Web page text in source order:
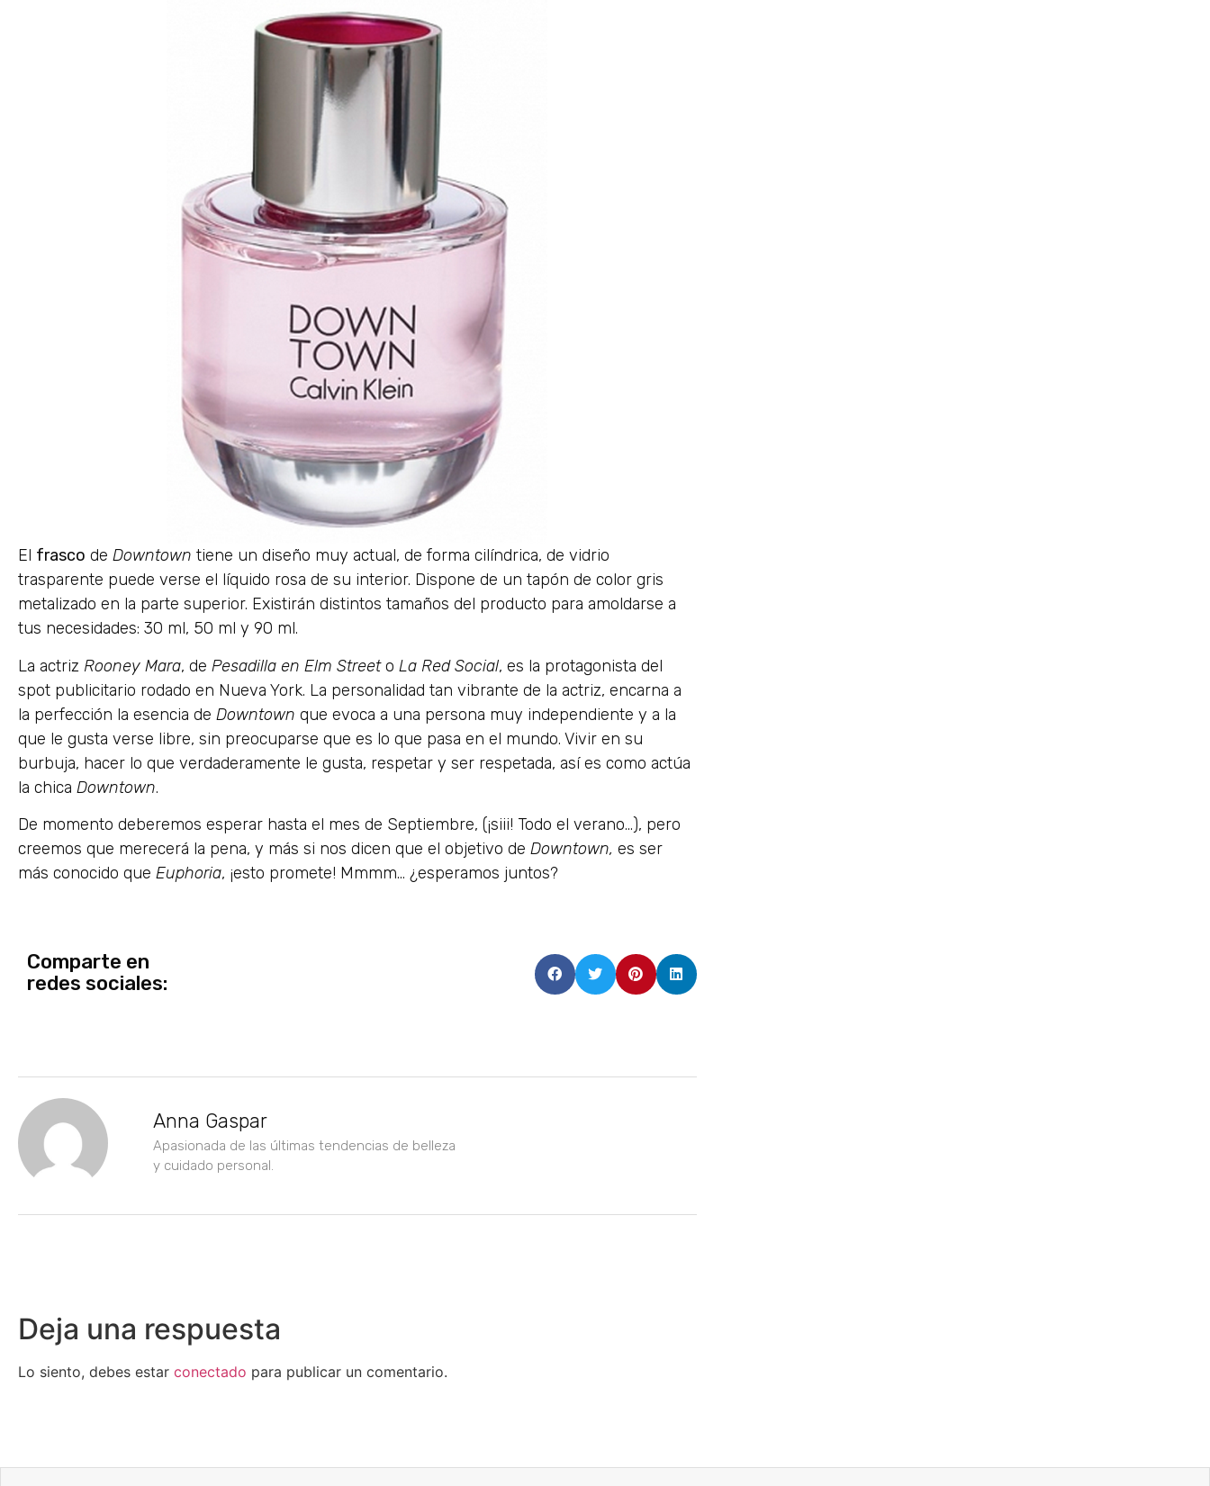
El frasco de Downtown tiene un diseño muy actual, de forma cilíndrica, de vidrio
trasparente puede verse el líquido rosa de su interior. Dispone de un tapón de color gris
metalizado en la parte superior. Existirán distintos tamaños del producto para amoldarse a
tus necesidades: 30 ml, 50 ml y 90 ml.
La actriz Rooney Mara, de Pesadilla en Elm Streeto La Red Social, es la protagonista del
spot publicitario rodado en Nueva York. La personalidad tan vibrante de la actriz, encarna a
la perfección la esencia de Downtown que evoca a una persona muy independiente y a la
que le gusta verse libre, sin preocuparse que es lo que pasa en el mundo. Vivir en su
burbuja, hacer lo que verdaderamente le gusta, respetar y ser respetada, así es como actúa
la chica Downtown.
De momento deberemos esperar hasta el mes de Septiembre, (¡siii! Todo el verano…), pero
creemos que merecerá la pena, y más si nos dicen que el objetivo de Downtown, es ser
más conocido que Euphoria, ¡esto promete! Mmmm… ¿esperamos juntos?
Comparte en
redes sociales:
Anna Gaspar
Apasionada de las últimas tendencias de belleza
y cuidado personal.
Deja una respuesta
Lo siento, debes estar conectado para publicar un comentario.